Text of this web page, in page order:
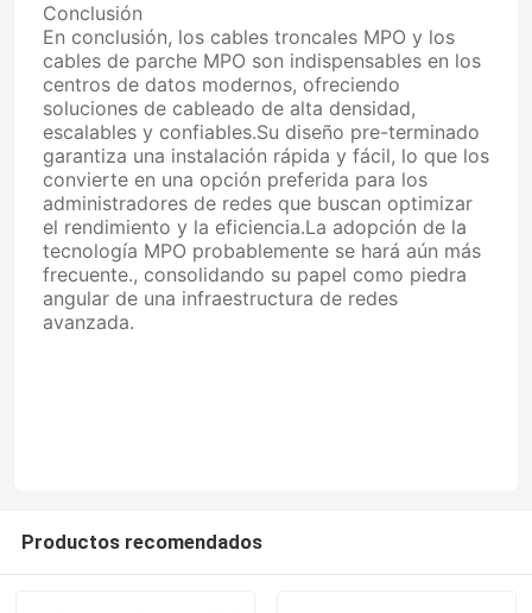
De fibra óptica flexible de conexión
Fibra cuerda de remiendo óptica
adaptador de fibra óptica
Atenuador de fibra óptica
Conector instalable de campo
Conclusión
En conclusión, los cables troncales MPO y los
cables de parche MPO son indispensables en los
centros de datos modernos, ofreciendo
soluciones de cableado de alta densidad,
escalables y confiables.Su diseño pre-terminado
garantiza una instalación rápida y fácil, lo que los
convierte en una opción preferida para los
administradores de redes que buscan optimizar
el rendimiento y la eficiencia.La adopción de la
tecnología MPO probablemente se hará aún más
frecuente., consolidando su papel como piedra
angular de una infraestructura de redes
avanzada.
Productos recomendados